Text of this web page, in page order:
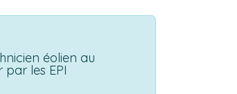
éolien au
les EPI